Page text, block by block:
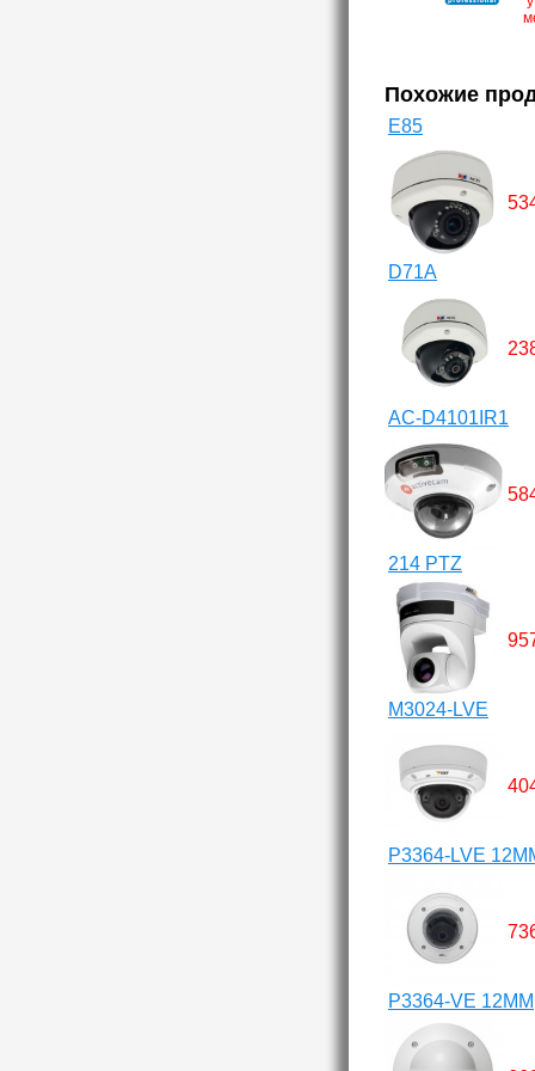
Похожие
E85
D71A
AC-D4101IR1
214 PTZ
M3024-LVE
P3364-LVE
P3364-VE 12MM